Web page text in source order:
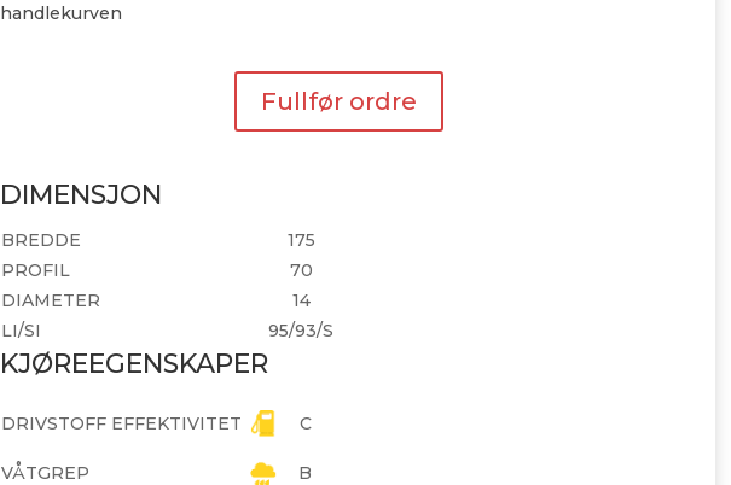
handlekurven
Fullfør ordre
DIMENSJON
BREDDE
175
PROFIL
70
DIAMETER
14
LI/SI
95/93/S
KJØREEGENSKAPER
DRIVSTOFF EFFEKTIVITET C
VÅTGREP
B